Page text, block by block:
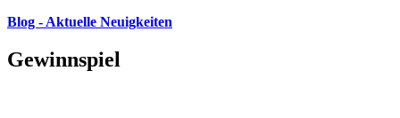
Blog - Aktuelle Neuigkeiten
Gewinnspiel